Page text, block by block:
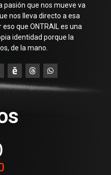
pasión que nos mueve va
nos lleva directo a esa
que ONTRAIL es una
identidad porque la
de la mano.